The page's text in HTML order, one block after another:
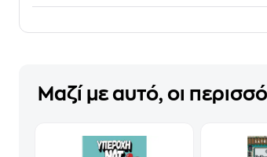
Μαζί με αυτό, οι